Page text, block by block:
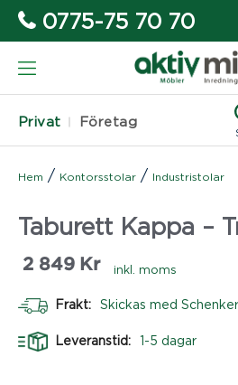
0775-75 70 70
Privat Företag
Hem / Kontorsstolar / Industristolar
Taburett Kappa –
2 849 Kr inkl. moms
Frakt: Skickas med
Leveranstid: 1-5 dagar